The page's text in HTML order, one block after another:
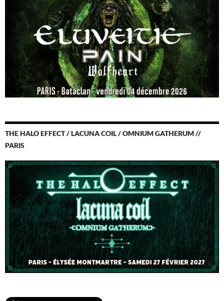
THE HALO EFFECT / LACUNA COIL / OMNIUM GATHERUM //
PARIS